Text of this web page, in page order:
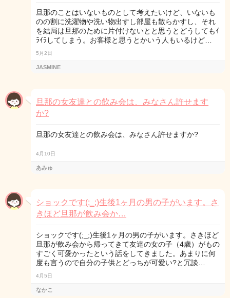
旦那のことはいないものとして考えたいけど、いないも
のの割に洗濯物や洗い物出すし部屋も散らかすし、それ
を結局は旦那のために片付けないとと思うとどうしてもｲ
ﾗｲﾗしてしまう。お客様と思うとかいう人もいるけど…
5月2日
JASMINE
旦那の女友達との飲み会は、みなさん許せます
か?
旦那の女友達との飲み会は、みなさん許せますか?
4月10日
あみゅ
ショックです(;_;)生後1ヶ月の男の子がいます。さ
きほど旦那が飲み会か…
ショックです(;_;)生後1ヶ月の男の子がいます。さきほど
旦那が飲み会から帰ってきて友達の女の子（4歳）がもの
すごく可愛かったという話をしてきました。あまりに何
度も言うので自分の子供とどっちが可愛い?と冗談…
4月5日
なかこ